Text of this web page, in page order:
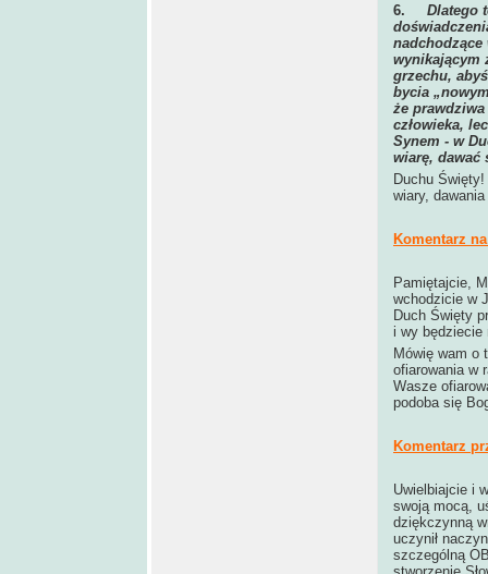
6. Dlatego
wynikającym
grzechu,
bycia
że
człowieka,
Synem - w
wiarę, dawać
Duchu
wiary,
Komentarz
Pamiętajcie,
wchodzicie w
Duch Święty
i wy
Mówię wam o
ofiarowania w
Wasze
podoba się
Komentarz
Uwielbiajcie i
swoją mocą,
dziękczynną
uczynił
szczególną